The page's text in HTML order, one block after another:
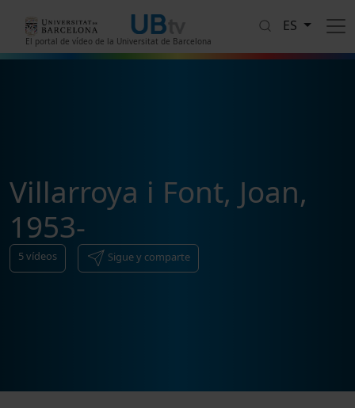
El portal de vídeo de la Universitat de Barcelona
ES
Villarroya i Font, Joan,
1953-
5vídeos Sigue y comparte